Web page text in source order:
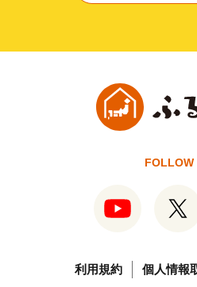
FOLLOW
利用規約 個人情報